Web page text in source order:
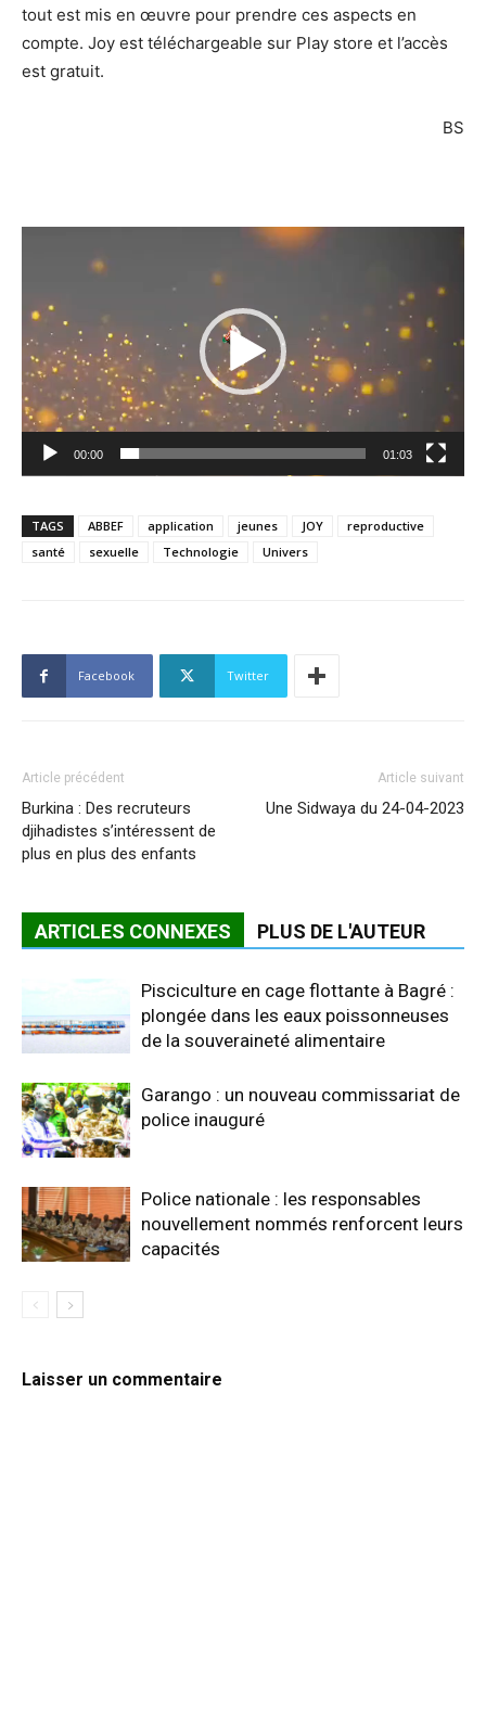
tout est mis en œuvre pour prendre ces aspects en
compte. Joy est téléchargeable sur Play store et l’accès
est gratuit.
BS
Lecteur
00:00 01:03
TAGS ABBEF application jeunes JOY
reproductive
santé
sexuelle Technologie Univers
Facebook Twitter
Article précédent
Burkina : Des recruteurs
djihadistes s’intéressent de
plus en plus des enfants
Article suivant
Une Sidwaya du 24-04-2023
ARTICLES CONNEXES PLUS DE L'AUTEUR
Pisciculture en cage flottante à Bagré :
plongée dans les eaux poissonneuses
de la souveraineté alimentaire
Garango : un nouveau commissariat de
police inauguré
Police nationale : les responsables
nouvellement nommés renforcent leurs
capacités
Laisser un commentaire